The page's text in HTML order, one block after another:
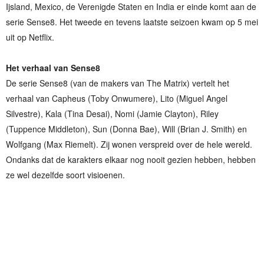
Ijsland, Mexico, de Verenigde Staten en India er einde komt aan de
serie Sense8. Het tweede en tevens laatste seizoen kwam op 5 mei
uit op Netflix.
Het verhaal van Sense8
De serie Sense8 (van de makers van The Matrix) vertelt het
verhaal van Capheus (Toby Onwumere), Lito (Miguel Angel
Silvestre), Kala (Tina Desai), Nomi (Jamie Clayton), Riley
(Tuppence Middleton), Sun (Donna Bae), Will (Brian J. Smith) en
Wolfgang (Max Riemelt). Zij wonen verspreid over de hele wereld.
Ondanks dat de karakters elkaar nog nooit gezien hebben, hebben
ze wel dezelfde soort visioenen.